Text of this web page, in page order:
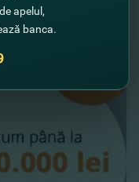
apelul,
banca.